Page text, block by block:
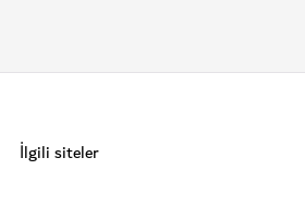
İlgili siteler